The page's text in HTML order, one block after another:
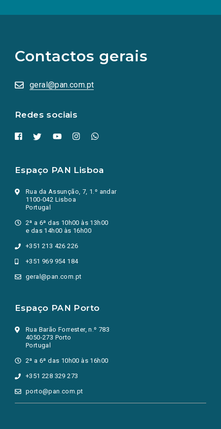
Contactos gerais
geral@pan.com.pt
Redes sociais
redes
sociais
numa
nova
Espaço PAN Lisboa
Rua da Assunção, 7, 1.º andar
1100-042 Lisboa
Portugal
2ª a 6ª das 10h00 às 13h00
e das 14h00 às 16h00
+351 213 426 226
+351 969 954 184
geral@pan.com.pt
Espaço PAN Porto
Rua Barão Forrester, n.º 783
4050-273 Porto
Portugal
2ª a 6ª das 10h00 às 16h00
+351 228 329 273
porto@pan.com.pt